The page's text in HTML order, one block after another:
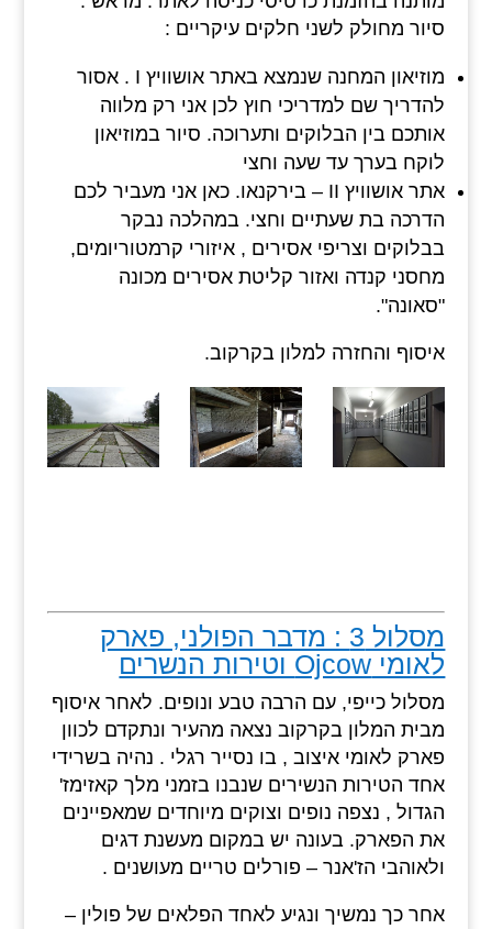
סיור מחולק לשני חלקים עיקריים :
מוזיאון המחנה שנמצא באתר אושוויץ I . אסור
להדריך שם למדריכי חוץ לכן אני רק מלווה
אותכם בין הבלוקים ותערוכה. סיור במוזיאון
לוקח בערך עד שעה וחצי
אתר אושוויץ II – בירקנאו. כאן אני מעביר לכם
הדרכה בת שעתיים וחצי. במהלכה נבקר
בבלוקים וצריפי אסירים , איזורי קרמטוריומים,
מחסני קנדה ואזור קליטת אסירים מכונה
"סאונה".
איסוף והחזרה למלון בקרקוב.
מסלול 3 : מדבר הפולני, פארק
לאומי Ojcow וטירות הנשרים
מסלול כייפי, עם הרבה טבע ונופים. לאחר איסוף
מבית המלון בקרקוב נצאה מהעיר ונתקדם לכוון
פארק לאומי איצוב , בו נסייר רגלי . נהיה בשרידי
אחד הטירות הנשירים שנבנו בזמני מלך קאזימז'
הגדול , נצפה נופים וצוקים מיוחדים שמאפיינים
את הפארק. בעונה יש במקום מעשנת דגים
ולאוהבי הז'אנר – פורלים טריים מעושנים .
אחר כך נמשיך ונגיע לאחד הפלאים של פולין –